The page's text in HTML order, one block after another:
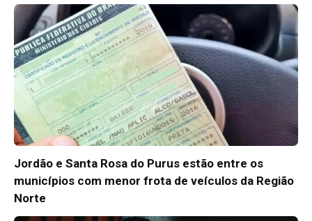
Jordão e Santa Rosa do Purus estão entre os
municípios com menor frota de veículos da Região
Norte